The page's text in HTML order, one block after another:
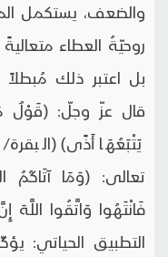
والضعف، يستكمل
روحيّةُ العطاء
بل اعتبر ذلك
قال عزّ وجلّ: (قَوْلٌ
تعالى: (وَمَا آتَاكُمُ
التطبيق الحياتي: